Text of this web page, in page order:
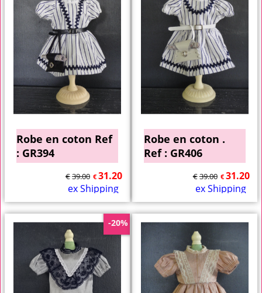
Robe en coton Ref
: GR394
€39.00 € 31.20
ex Shipping
Robe en coton .
Ref : GR406
€39.00 € 31.20
ex Shipping
-20%